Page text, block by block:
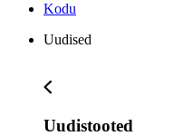
Kodu
Uudised
Uudistooted